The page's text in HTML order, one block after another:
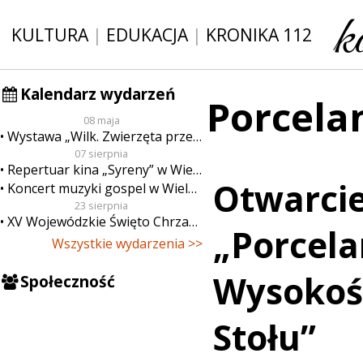
KULTURA| EDUKACJA| KRONIKA 112
Kalendarz wydarzeń
08 maja
Wystawa „Wilk. Zwierzęta przeklęte”
07 sierpnia
Repertuar kina „Syreny” w Wieluniu w dn. od 7 do 13 sierpnia
Koncert muzyki gospel w Wieluniu
23 sierpnia
XV Wojewódzkie Święto Chrzanu
Wszystkie wydarzenia >>
Społeczność
Stołu”